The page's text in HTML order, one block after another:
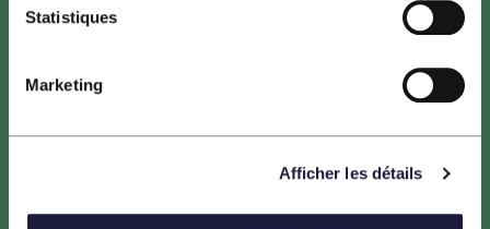
Statistiques
Marketing
Afficher les détails
entreprises leaders du secteur des énergies renouvelables,
ainsi que la Banque des Territoires. Les maîtres d’ouvrage
sont tous trois engagés dans la transition énergétique des
territoires.